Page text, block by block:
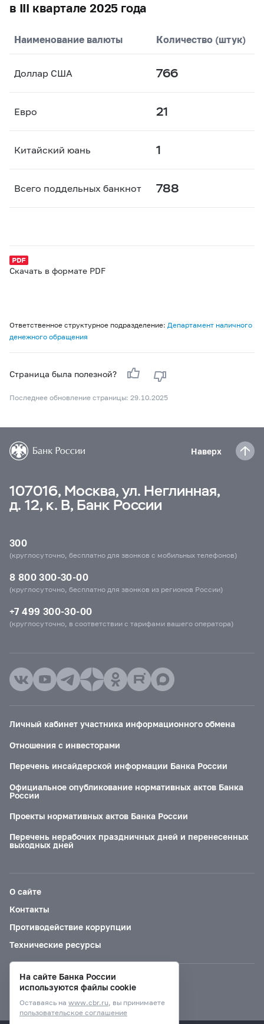
в III квартале 2025 года
Наименование валюты Количество (штук)
Доллар США 766
Евро 21
Китайский юань 1
Всего поддельных банкнот 788
Скачать в формате PDF
Ответственное структурное подразделение: Департамент наличного
денежного обращения
Страница была полезной?
Последнее обновление страницы: 29.10.2025
Наверх
107016, Москва, ул. Неглинная,
д. 12, к. В, Банк России
300
(круглосуточно, бесплатно для звонков с мобильных телефонов)
8 800 300-30-00
(круглосуточно, бесплатно для звонков из регионов России)
+7 499 300-30-00
(круглосуточно, в соответствии с тарифами вашего оператора)
Личный кабинет участника информационного обмена
Отношения с инвесторами
Перечень инсайдерской информации Банка России
Официальное опубликование нормативных актов Банка
России
Проекты нормативных актов Банка России
Перечень нерабочих праздничных дней и перенесенных
выходных дней
О сайте
Контакты
Противодействие коррупции
Технические ресурсы
Версия для слабовидящих
На сайте Банка России
используются файлы cookie
Оставаясь на www.cbr.ru, вы принимаете
пользовательское соглашение